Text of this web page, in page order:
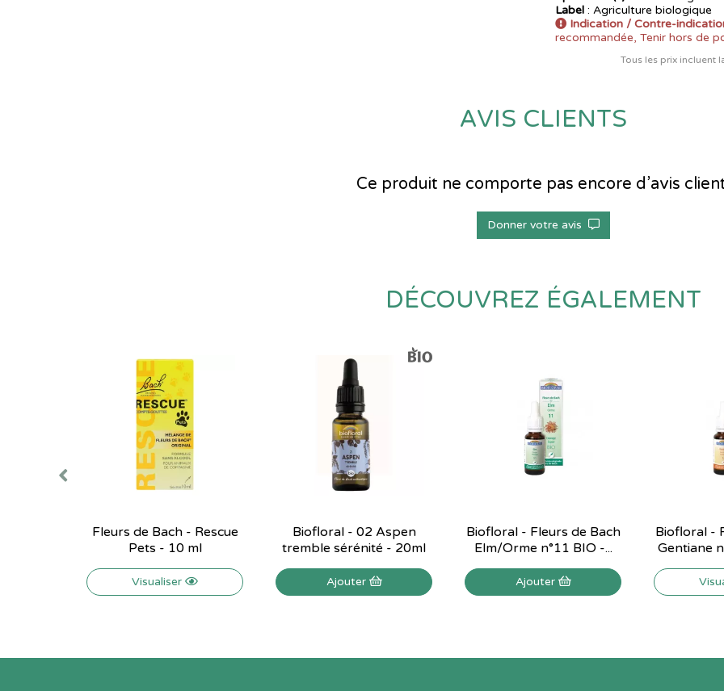
Label : Agriculture biologique
Indication / Contre-
recommandée, Tenir hors de
Tous les prix incluent
AVIS CLIENTS
Ce produit ne comporte pas encore d’avis
Donner votre avis
DÉCOUVREZ ÉGALEMENT
Fleurs de Bach - Rescue
Pets - 10 ml
Visualiser
Biofloral - 02 Aspen
tremble sérénité - 20ml
Ajouter
Biofloral - Fleurs de Bach
Elm/Orme n°11 BIO -...
Ajouter
Biofloral -
Gentiane